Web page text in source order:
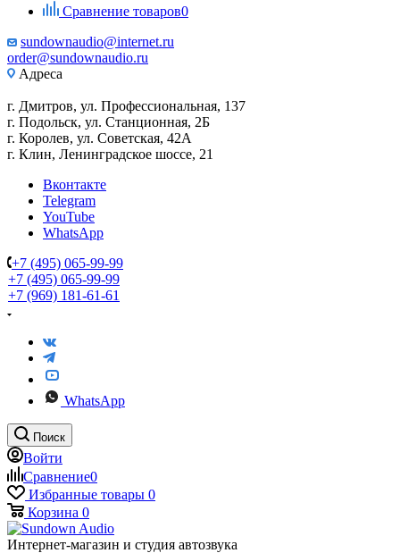
Сравнение товаров0
sundownaudio@internet.ru
order@sundownaudio.ru
Адреса
г. Дмитров, ул. Профессиональная, 137
г. Подольск, ул. Станционная, 2Б
г. Королев, ул. Советская, 42А
г. Клин, Ленинградское шоссе, 21
Вконтакте
Telegram
YouTube
WhatsApp
+7 (495) 065-99-99
+7 (495) 065-99-99
+7 (969) 181-61-61
WhatsApp
Поиск
Войти
Сравнение0
Избранные товары 0
Корзина 0
Интернет-магазин и студия автозвука